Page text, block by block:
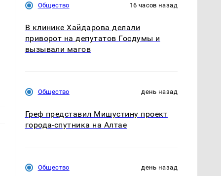
Общество 16 часов назад
В клинике Хайдарова делали
приворот на депутатов Госдумы и
вызывали магов
Общество день назад
Греф представил Мишустину проект
города-спутника на Алтае
Общество день назад